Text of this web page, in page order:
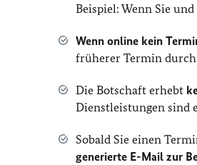
Beispiel: Wenn Sie
Wenn online kein
früherer Termin durch
Die Botschaft erhebt
Dienstleistungen sind
Sobald Sie einen
generierte E-Mail zur